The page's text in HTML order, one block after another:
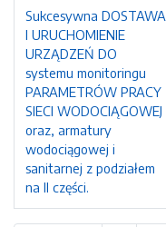
Sukcesywna DOSTAWA
I URUCHOMIENIE
URZĄDZEŃ DO
systemu monitoringu
PARAMETRÓW PRACY
SIECI WODOCIĄGOWEJ
oraz, armatury
wodociągowej i
sanitarnej z podziałem
na II części.